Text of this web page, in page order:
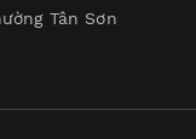
Tân Sơn